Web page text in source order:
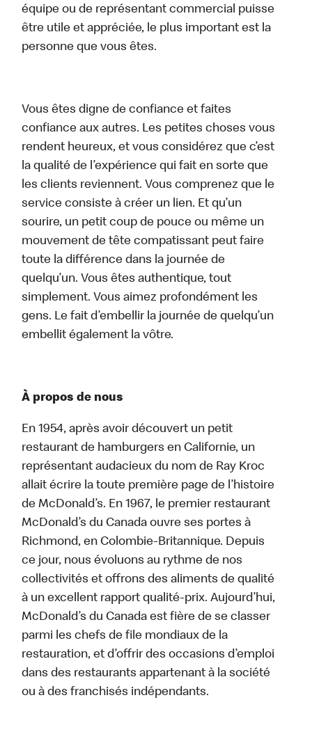
équipe ou de représentant commercial puisse
être utile et appréciée, le plus important est la
personne que vous êtes.
Vous êtes digne de confiance et faites
confiance aux autres. Les petites choses vous
rendent heureux, et vous considérez que c’est
la qualité de l’expérience qui fait en sorte que
les clients reviennent. Vous comprenez que le
service consiste à créer un lien. Et qu’un
sourire, un petit coup de pouce ou même un
mouvement de tête compatissant peut faire
toute la différence dans la journée de
quelqu’un. Vous êtes authentique, tout
simplement. Vous aimez profondément les
gens. Le fait d’embellir la journée de quelqu’un
embellit également la vôtre.
À propos de nous
En 1954, après avoir découvert un petit
restaurant de hamburgers en Californie, un
représentant audacieux du nom de Ray Kroc
allait écrire la toute première page de l’histoire
de McDonald’s. En 1967, le premier restaurant
McDonald’s du Canada ouvre ses portes à
Richmond, en Colombie-Britannique. Depuis
ce jour, nous évoluons au rythme de nos
collectivités et offrons des aliments de qualité
à un excellent rapport qualité-prix. Aujourd’hui,
McDonald’s du Canada est fière de se classer
parmi les chefs de file mondiaux de la
restauration, et d’offrir des occasions d’emploi
dans des restaurants appartenant à la société
ou à des franchisés indépendants.